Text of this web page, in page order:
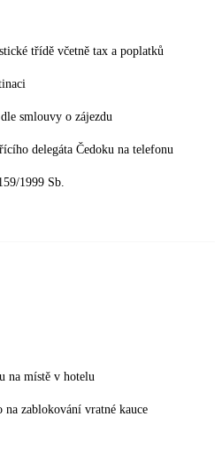
třídě včetně tax a poplatků
smlouvy o zájezdu
delegáta Čedoku na telefonu
1999 Sb.
na místě v hotelu
zablokování vratné kauce